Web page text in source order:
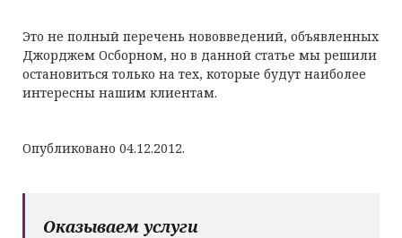
Это не полный перечень нововведений, объявленных
Джорджем Осборном, но в данной статье мы решили
остановиться только на тех, которые будут наиболее
интересны нашим клиентам.
Опубликовано 04.12.2012.
Оказываем услуги